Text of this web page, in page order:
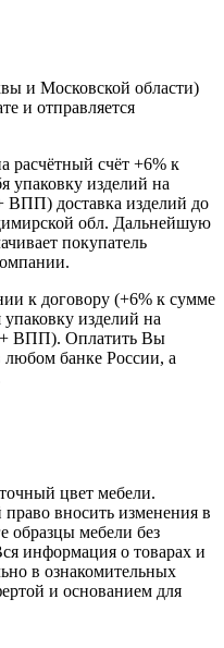
и Московской области)
и отправляется
расчётный счёт +6% к
упаковку изделий на
ВПП) доставка изделий до
обл. Дальнейшую
покупатель
к договору (+6% к сумме
изделий на
+ ВПП). Оплатить Вы
банке России, а
цвет мебели.
право вносить изменения в
образцы мебели без
информация о товарах и
в ознакомительных
и основанием для